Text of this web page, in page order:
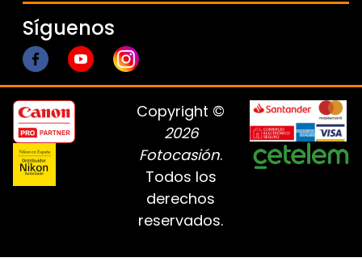
Síguenos
Copyright ©
2026
Fotocasión.
Todos los
derechos
reservados.